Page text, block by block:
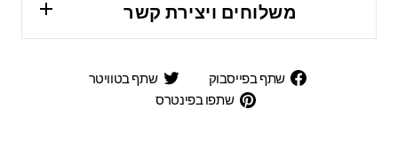
משלוחים ויצירת קשר
שתף בפייסבוק
שתף
בפייסבוק
שתף בטוויטר
שתפו בפינטרס